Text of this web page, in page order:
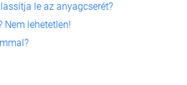
le az anyagcserét?
Nem lehetetlen!